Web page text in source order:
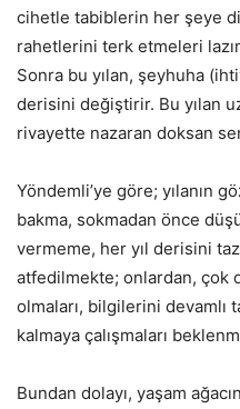
cihetle tabiblerin her şeye
rahetlerini terk etmeleri
Sonra bu yılan, şeyhuha
derisini değiştirir. Bu yılan
rivayette nazaran doksan
Yöndemli’ye göre; yılanın
bakma, sokmadan önce
vermeme, her yıl derisini
atfedilmekte; onlardan, çok
olmaları, bilgilerini devamlı
kalmaya çalışmaları
Bundan dolayı, yaşam